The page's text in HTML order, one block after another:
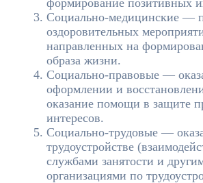
Социально-медицинские —
оздоровительных
направленных на
образа жизни.
Социально-правовые —
оформлении и
оказание помощи в защите
интересов.
Социально-трудовые —
трудоустройстве
службами занятости и
организациями по